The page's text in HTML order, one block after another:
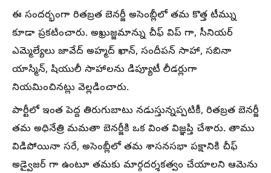
ఈ సందర్భంగా రితబ్రత బెనర్జీ అసెంబ్లీలో తమ కొత్త టీమ్ను
కూడా ప్రకటించారు. అఖ్రుజ్జమాన్ను చీఫ్ విప్ గా, సీనియర్
ఎమ్మెల్యేలు జావేద్ అహ్మద్ ఖాన్, సందీపన్ సాహా, సబినా
యాస్మిన్, షియులీ సాహాలను డిప్యూటీ లీడర్లుగా
నియమించినట్లు వెల్లడించారు.
పార్టీలో ఇంత పెద్ద తిరుగుబాటు నడుస్తున్నప్పటికీ, రితబ్రత బెనర్జీ
తమ అధినేత్రి మమతా బెనర్జీకి ఒక వింత విజ్ఞప్తి చేశారు. తాము
విడిపోయినా సరే, అసెంబ్లీలో తమ శాసనసభా పక్షానికి చీఫ్
అడ్వైజర్ గా ఉంటూ తమకు మార్గదర్శకత్వం చేయాలని ఆమెను